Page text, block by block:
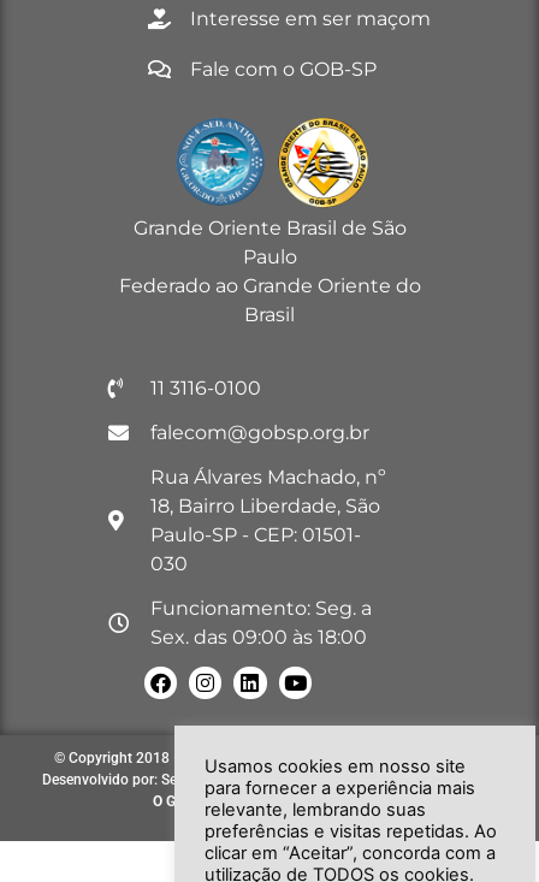
Interesse em ser maçom
Fale com o GOB-SP
Grande Oriente Brasil de São
Paulo
Federado ao Grande Oriente do
Brasil
11 3116-0100
falecom@gobsp.org.br
Rua Álvares Machado, nº
18, Bairro Liberdade, São
Paulo-SP - CEP: 01501-
030
Funcionamento: Seg. a
Sex. das 09:00 às 18:00
© Copyright 2018 – 2026. Todos os direitos reservados à GOB-SP |
Desenvolvido por: Secretária de Comunicação e Informática do GOB-SP
O GOB-SP
EVOLUINDO PARA VOCÊ!
Usamos cookies em nosso site
para fornecer a experiência mais
relevante, lembrando suas
preferências e visitas repetidas. Ao
clicar em “Aceitar”, concorda com a
utilização de TODOS os cookies.